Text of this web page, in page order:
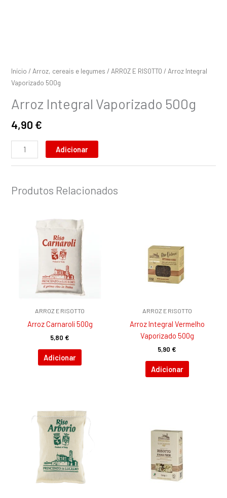
Início / Arroz, cereais e legumes / ARROZ E RISOTTO / Arroz Integral
Vaporizado 500g
Arroz Integral Vaporizado 500g
4,90 €
Adicionar
Produtos Relacionados
ARROZ E RISOTTO
Arroz Carnaroli 500g
5,80 €
Adicionar
ARROZ E RISOTTO
Arroz Integral Vermelho
Vaporizado 500g
5,90 €
Adicionar